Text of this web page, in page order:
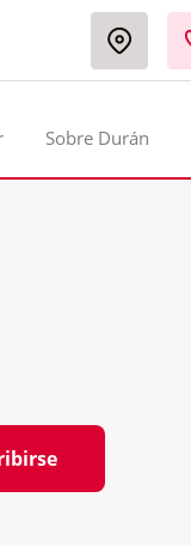
Sobre Durán